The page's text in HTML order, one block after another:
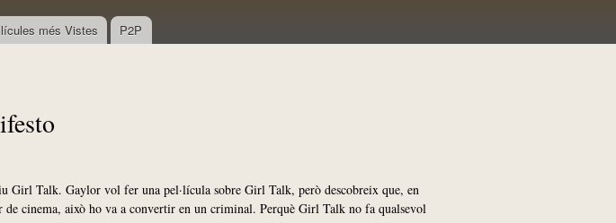
més Vistes P2P
Girl Talk. Gaylor vol fer una pel·lícula sobre Girl Talk, però descobreix que, en
de cinema, això ho va a convertir en un criminal. Perquè Girl Talk no fa qualsevol